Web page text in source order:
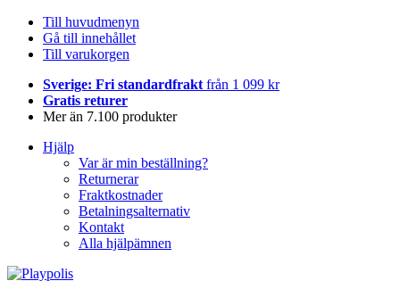
Till huvudmenyn
Gå till innehållet
Till varukorgen
Sverige: Fri standardfrakt från 1 099 kr
Gratis returer
Mer än 7.100 produkter
Hjälp
Var är min beställning?
Returnerar
Fraktkostnader
Betalningsalternativ
Kontakt
Alla hjälpämnen